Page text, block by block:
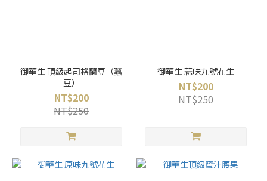
御華生 頂級起司格蘭豆（蠶
豆）
NT$200
NT$250
御華生 蒜味九號花生
NT$200
NT$250